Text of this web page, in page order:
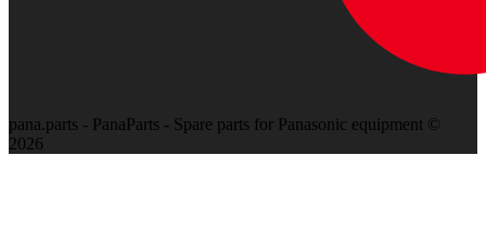
pana.parts - PanaParts - Spare parts for Panasonic equipment ©
2026